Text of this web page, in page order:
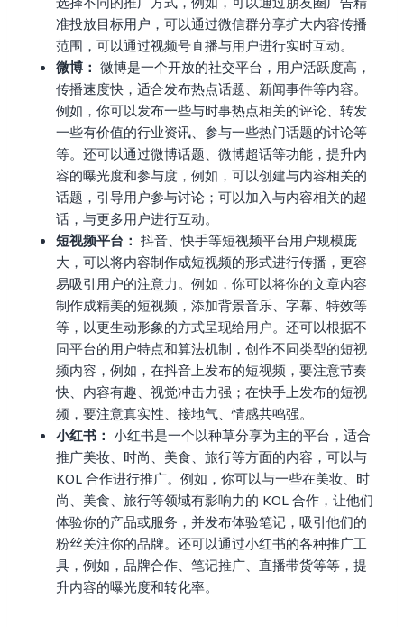
准投放目标用户，可以通过微信群分享扩大内容传播
范围，可以通过视频号直播与用户进行实时互动。
微博： 微博是一个开放的社交平台，用户活跃度高，
传播速度快，适合发布热点话题、新闻事件等内容。
例如，你可以发布一些与时事热点相关的评论、转发
一些有价值的行业资讯、参与一些热门话题的讨论等
等。还可以通过微博话题、微博超话等功能，提升内
容的曝光度和参与度，例如，可以创建与内容相关的
话题，引导用户参与讨论；可以加入与内容相关的超
话，与更多用户进行互动。
短视频平台： 抖音、快手等短视频平台用户规模庞
大，可以将内容制作成短视频的形式进行传播，更容
易吸引用户的注意力。例如，你可以将你的文章内容
制作成精美的短视频，添加背景音乐、字幕、特效等
等，以更生动形象的方式呈现给用户。还可以根据不
同平台的用户特点和算法机制，创作不同类型的短视
频内容，例如，在抖音上发布的短视频，要注意节奏
快、内容有趣、视觉冲击力强；在快手上发布的短视
频，要注意真实性、接地气、情感共鸣强。
小红书： 小红书是一个以种草分享为主的平台，适合
推广美妆、时尚、美食、旅行等方面的内容，可以与
KOL 合作进行推广。例如，你可以与一些在美妆、时
尚、美食、旅行等领域有影响力的 KOL 合作，让他们
体验你的产品或服务，并发布体验笔记，吸引他们的
粉丝关注你的品牌。还可以通过小红书的各种推广工
具，例如，品牌合作、笔记推广、直播带货等等，提
升内容的曝光度和转化率。